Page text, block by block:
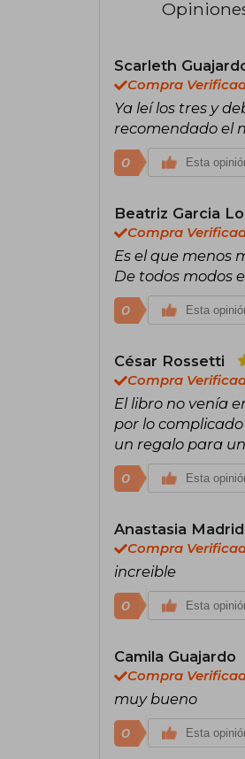
Scarleth
Compra
Ya leí los tres y
recomendado el
0 Esta
Beatriz Garcia
Compra
Es el que menos
De todos modos
0 Esta
César Rossetti
Compra
El libro no venía
por lo
un regalo para
0 Esta
Anastasia Madrid
Compra
increible
0 Esta
Camila Guajardo
Compra
muy bueno
0 Esta